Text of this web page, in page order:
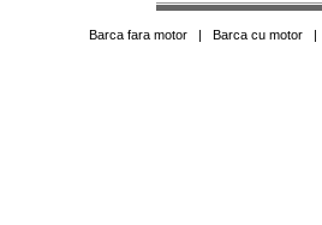
Barca fara motor| Barca cu motor|